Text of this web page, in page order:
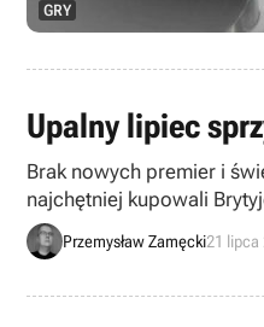
GRY
Upalny lipiec
Brak nowych premier i
najchętniej kupowali
Przemysław Zamęcki21 lipca